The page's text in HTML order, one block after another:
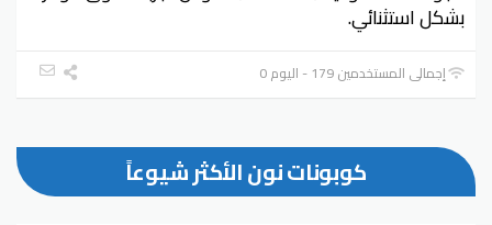
بشكل استثنائي.
إجمالي المستخدمين 179 - اليوم 0
كوبونات نون الأكثر شيوعاً